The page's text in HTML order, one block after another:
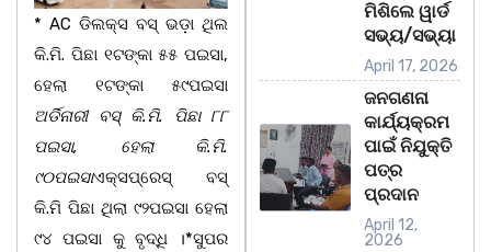
* AC ଡିଲକ୍ସ ବସ୍ ଭଡ଼ା ଥିଲ
କି.ମି. ପିଛା ୧ଟଙ୍କା ୫୫ ପଇସା,
ହେଲା ୧ଟଙ୍କା ୫୯ପଇସା
ଅର୍ଡିନାରୀ ବସ୍‌ କି.ମି. ପିଛା ୮୮
ପଇସା, ହେଲା କି.ମି.
୯୦ପଇସାଏକ୍ସପ୍ରେସ୍‌ ବସ୍‌
କି.ମି ପିଛା ଥିଲା ୯୨ପଇସା ହେଲା
୯୪ ପଇସା କୁ ବୃଦ୍ଧି ।*ସୁପର
ମିଶିଲେ ୱାର୍ଡ
ସଭ୍ୟ/ସଭ୍ୟା
April 17, 2026
ଜନଗଣନା
କାର୍ଯ୍ୟକ୍ରମ
ପାଇଁ ନିଯୁକ୍ତି
ପତ୍ର
ପ୍ରଦାନ
April 12,
2026